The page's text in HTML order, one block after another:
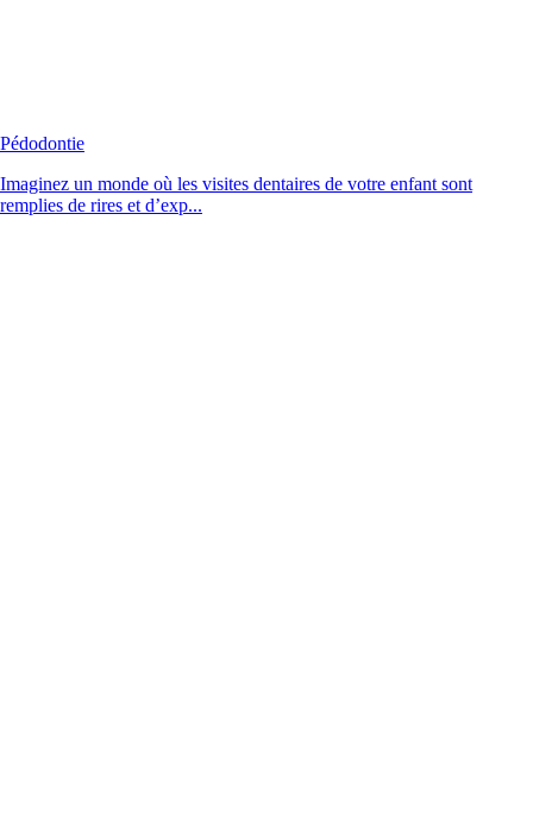
Pédodontie
Imaginez un monde où les visites dentaires de votre enfant sont
remplies de rires et d’exp...